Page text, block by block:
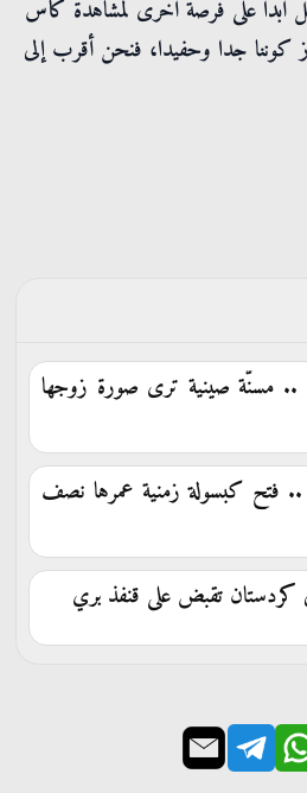
أبدا على فرصة أخرى لمشاهدة كأس
كوننا جدا وحفيدا، فنحن أقرب إلى
بعد 70 عامًا .. مسنّة صينية ترى صورة زوجها
كبسولة زمنية عمرها نصف
كردستان تقبض على قنفذ بري